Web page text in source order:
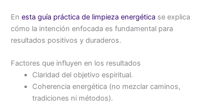
Enesta guía práctica de limpieza energética se explica
cómo la intención enfocada es fundamental para
resultados positivos y duraderos.
Factores que influyen en los resultados
Claridad del objetivo espiritual.
Coherencia energética (no mezclar caminos,
tradiciones ni métodos).